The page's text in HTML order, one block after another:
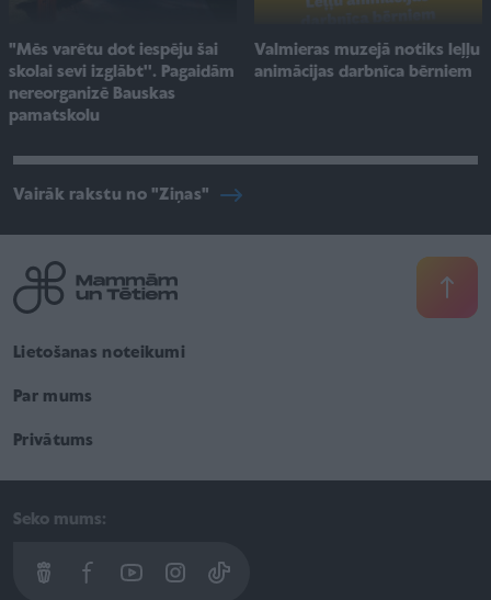
"Mēs varētu dot iespēju šai
skolai sevi izglābt''. Pagaidām
nereorganizē Bauskas
pamatskolu
Valmieras muzejā notiks leļļu
animācijas darbnīca bērniem
Vairāk rakstu no "Ziņas"
Lietošanas noteikumi
Par mums
Privātums
Seko mums: